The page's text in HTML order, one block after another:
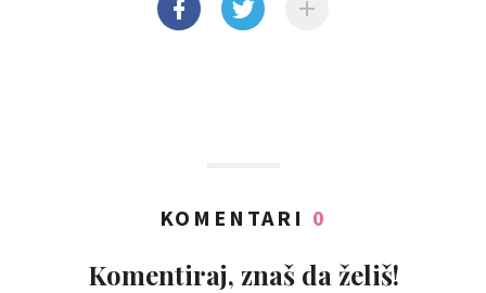
KOMENTARI 0
Komentiraj, znaš da želiš!